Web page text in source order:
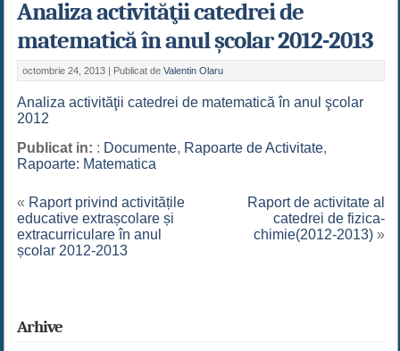
Analiza activităţii catedrei de
matematică în anul şcolar 2012-2013
octombrie 24, 2013 | Publicat de Valentin Olaru
Analiza activităţii catedrei de matematică în anul şcolar
2012
Publicat in: : Documente, Rapoarte de Activitate,
Rapoarte: Matematica
« Raport privind activitățile
educative extrașcolare și
extracurriculare în anul
școlar 2012-2013
Raport de activitate al
catedrei de fizica-
chimie(2012-2013) »
Arhive